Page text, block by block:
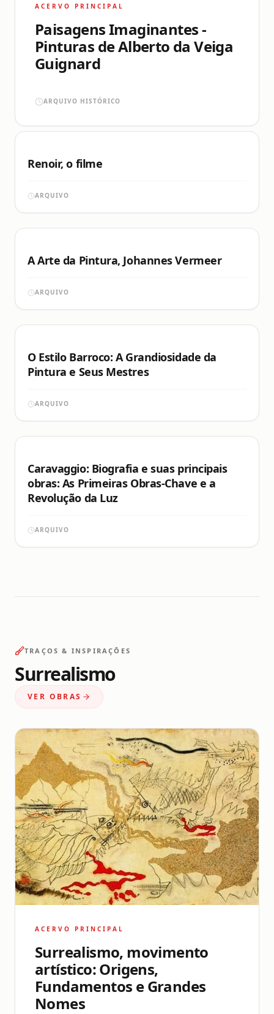
ACERVO PRINCIPAL
Paisagens Imaginantes -
Pinturas de Alberto da Veiga
Guignard
ARQUIVO HISTÓRICO
Renoir, o filme
ARQUIVO
A Arte da Pintura, Johannes Vermeer
ARQUIVO
O Estilo Barroco: A Grandiosidade da
Pintura e Seus Mestres
ARQUIVO
Caravaggio: Biografia e suas principais
obras: As Primeiras Obras-Chave e a
Revolução da Luz
ARQUIVO
TRAÇOS & INSPIRAÇÕES
Surrealismo
VER OBRAS
ACERVO PRINCIPAL
Surrealismo, movimento
artístico: Origens,
Fundamentos e Grandes
Nomes